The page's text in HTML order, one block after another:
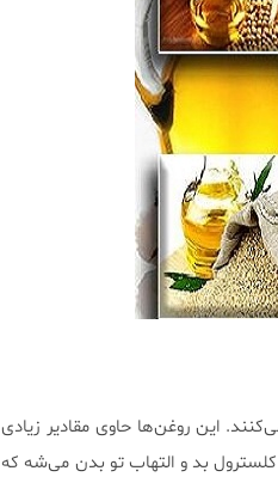
این روغن‌ها حاوی مقادیر زیادی
بد و التهاب تو بدن می‌شه که